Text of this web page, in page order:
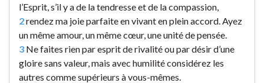
l’Esprit, s’il y a de la tendresse et de la compassion,
2rendez ma joie parfaite en vivant en plein accord. Ayez
un même amour, un même cœur, une unité de pensée.
3 Ne faites rien par esprit de rivalité ou par désir d’une
gloire sans valeur, mais avec humilité considérez les
autres comme supérieurs à vous-mêmes.